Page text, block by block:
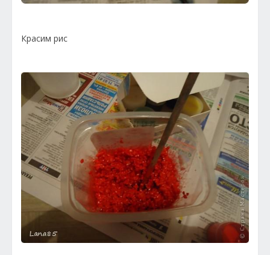
Красим рис